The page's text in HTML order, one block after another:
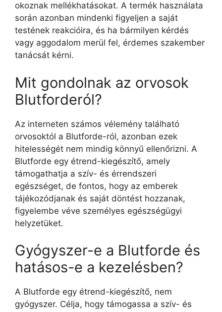
okoznak mellékhatásokat. A termék használata
során azonban mindenki figyeljen a saját
testének reakcióira, és ha bármilyen kérdés
vagy aggodalom merül fel, érdemes szakember
tanácsát kérni.
Mit gondolnak az orvosok
Blutforderól?
Az interneten számos vélemény található
orvosoktól a Blutforde-ról, azonban ezek
hitelességét nem mindig könnyű ellenőrizni. A
Blutforde egy étrend-kiegészítő, amely
támogathatja a szív- és érrendszeri
egészséget, de fontos, hogy az emberek
tájékozódjanak és saját döntést hozzanak,
figyelembe véve személyes egészségügyi
helyzetüket.
Gyógyszer-e a Blutforde és
hatásos-e a kezelésben?
A Blutforde egy étrend-kiegészítő, nem
gyógyszer. Célja, hogy támogassa a szív- és